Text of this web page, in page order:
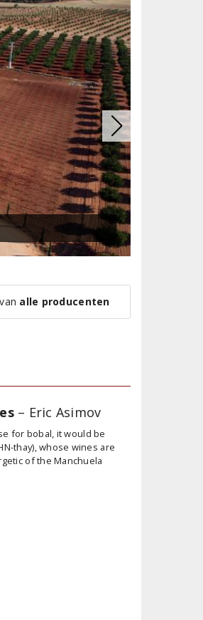
alle producenten
– Eric Asimov
for bobal, it would be
thay), whose wines are
of the Manchuela